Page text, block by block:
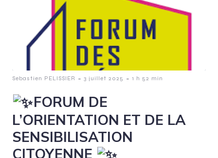
Sebastien PELISSIER - 3 juillet 2025 - 1 h 52 min
FORUM DE
L’ORIENTATION ET DE LA
SENSIBILISATION
CITOYENNE